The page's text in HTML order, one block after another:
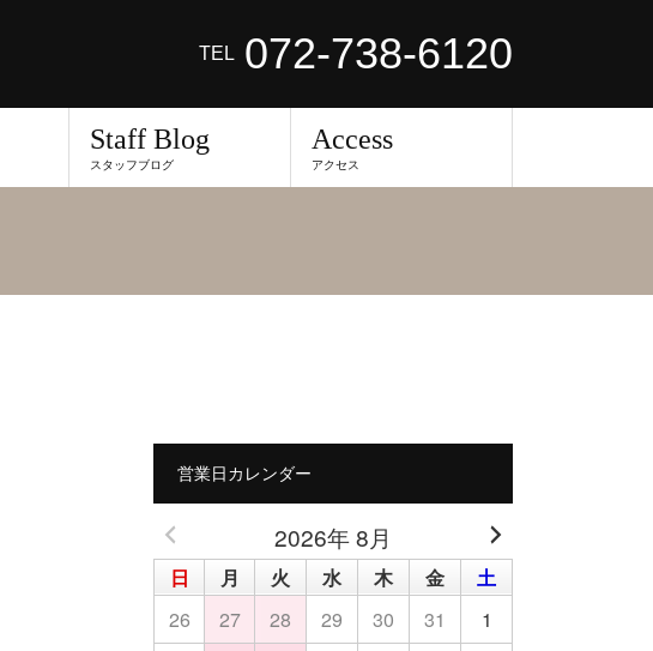
TEL 072-738-6120
Staff Blog
スタッフブログ
Access
アクセス
営業日カレンダー
2026年 8月
日 月 火 水 木 金
土
26
27 28 29 30 31
1